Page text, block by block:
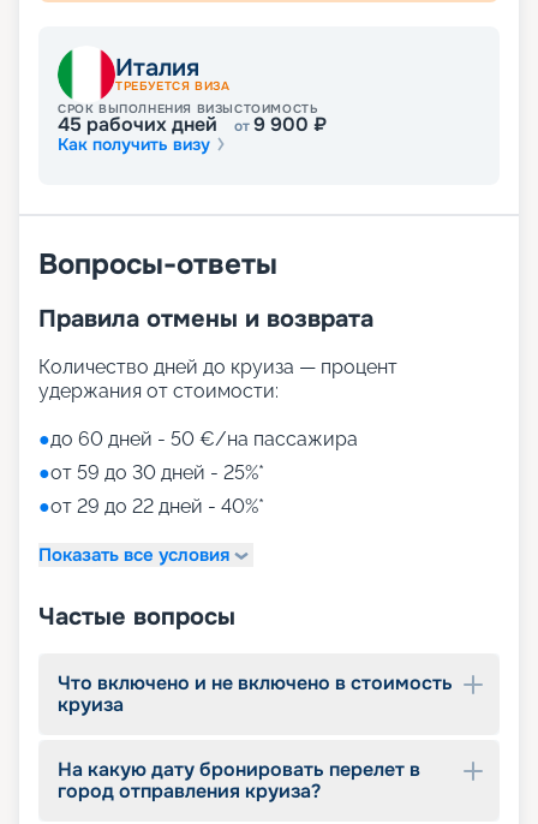
Италия
ТРЕБУЕТСЯ ВИЗА
СРОК ВЫПОЛНЕНИЯ ВИЗЫ
45 рабочих дней
СТОИМОСТЬ
от9 900 ₽
Как получить визу
Вопросы-ответы
Правила отмены и возврата
Количество дней до круиза — процент
удержания от стоимости:
●до 60 дней - 50 €/на пассажира
●от 59 до 30 дней - 25%*
●от 29 до 22 дней - 40%*
Показать все условия
Частые вопросы
Что включено и не включено в стоимость
круиза
На какую дату бронировать перелет в
город отправления круиза?